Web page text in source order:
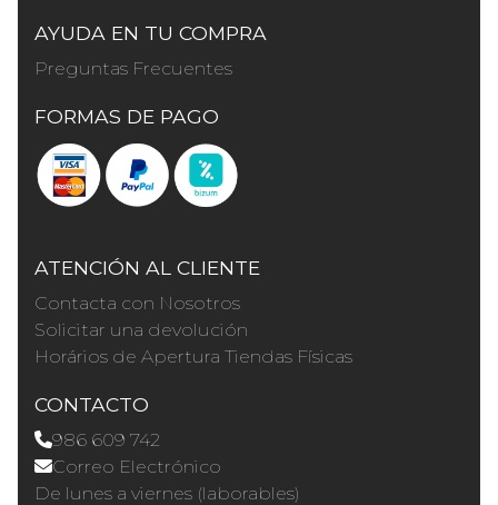
AYUDA EN TU COMPRA
Preguntas Frecuentes
FORMAS DE PAGO
ATENCIÓN AL CLIENTE
Contacta con Nosotros
Solicitar una devolución
Horários de Apertura Tiendas Físicas
CONTACTO
986 609 742
Correo Electrónico
De lunes a viernes (laborables)